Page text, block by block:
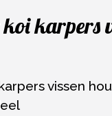
karpers
vissen